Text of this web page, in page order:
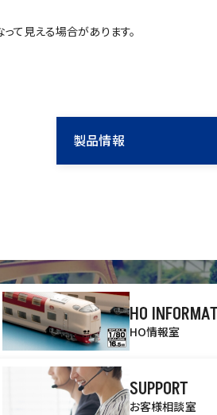
て見える場合があります。
製品情報
HO
HO情報室
SUPPORT
お客様相談室